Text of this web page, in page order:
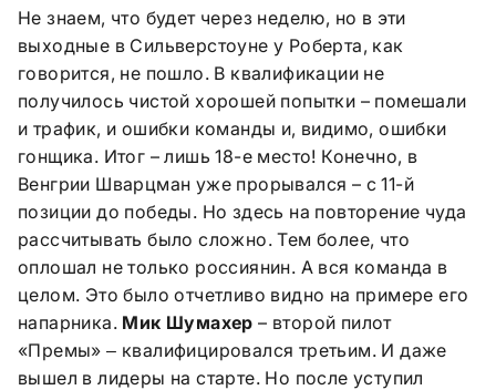
Не знаем, что будет через неделю, но в эти
выходные в Сильверстоуне у Роберта, как
говорится, не пошло. В квалификации не
получилось чистой хорошей попытки – помешали
и трафик, и ошибки команды и, видимо, ошибки
гонщика. Итог – лишь 18-е место! Конечно, в
Венгрии Шварцман уже прорывался – с 11-й
позиции до победы. Но здесь на повторение чуда
рассчитывать было сложно. Тем более, что
оплошал не только россиянин. А вся команда в
целом. Это было отчетливо видно на примере его
напарника. Мик Шумахер – второй пилот
«Премы»– квалифицировался третьим. И даже
вышел в лидеры на старте. Но после уступил